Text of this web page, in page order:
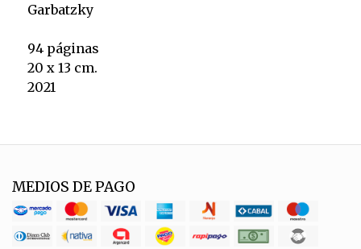
Garbatzky
94 páginas
20 x 13 cm.
2021
MEDIOS DE PAGO